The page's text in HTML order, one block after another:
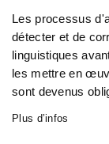
Les processus
détecter et de
linguistiques
les mettre en
sont devenus
Plus d’infos